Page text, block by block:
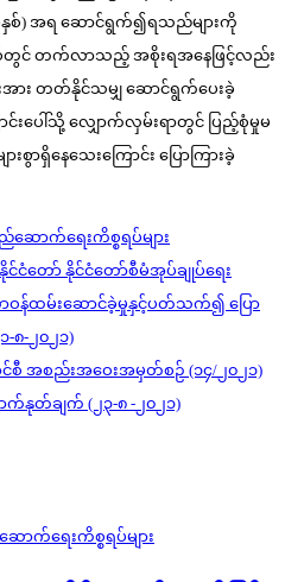
နှစ်) အရ ဆောင်ရွက်၍ရသည်များကို
တွင် တက်လာသည့် အစိုးရအနေဖြင့်လည်း
ားအား တတ်နိုင်သမျှ ဆောင်ရွက်ပေးခဲ့
င်းပေါ်သို့ လျှောက်လှမ်းရာတွင် ပြည့်စုံမှုမ
ာရှိနေသေးကြောင်း ပြောကြားခဲ့
ာက်‌ရေးကိစ္စရပ်များ
င်ငံတော် နိုင်ငံတော်စီမံအုပ်ချုပ်ရေး
ဝန်ထမ်းဆောင်ခဲ့မှုနှင့်ပတ်သက်၍ ပြော
၈-၂၀၂၁)
စီ အစည်းအဝေးအမှတ်စဉ် (၁၄/၂၀၂၁)
နုတ်ချက် (၂၃-၈ -၂၀၂၁)
က်‌ရေးကိစ္စရပ်များ